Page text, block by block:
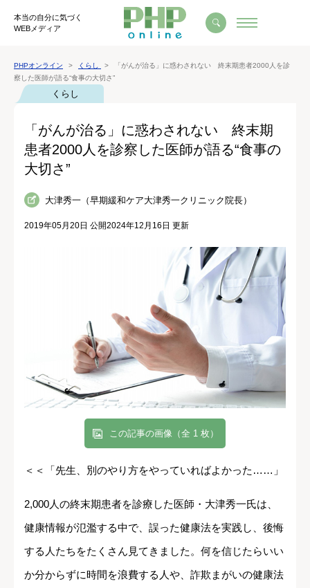
本当の自分に気づく
WEBメディア
PHPオンライン くらし
「がんが治る」に惑わされない 終末期患者2000人を診
察した医師が語る“食事の大切さ”
くらし
「がんが治る」に惑わされない 終末期
患者2000人を診察した医師が語る“食事の
大切さ”
大津秀一（早期緩和ケア大津秀一クリニック院長）
2019年05月20日 公開2024年12月16日 更新
この記事の画像（全 1 枚）
＜＜「先生、別のやり方をやっていればよかった……」
2,000人の終末期患者を診療した医師・大津秀一氏は、
健康情報が氾濫する中で、誤った健康法を実践し、後悔
する人たちをたくさん見てきました。何を信じたらいい
か分からずに時間を浪費する人や、詐欺まがいの健康法